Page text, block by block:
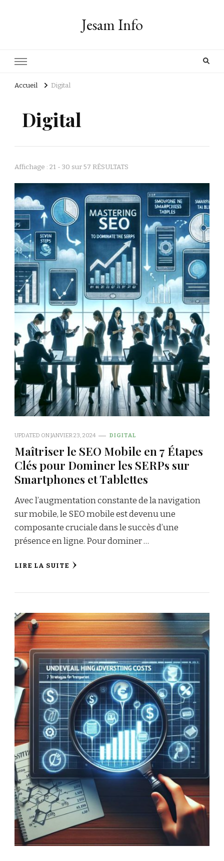
Jesam Info
Accueil Digital
Digital
Affichage : 21 - 30 sur 57 RÉSULTATS
UPDATED ONJANVIER 23, 2024 DIGITAL
Maîtriser le SEO Mobile en 7 Étapes
Clés pour Dominer les SERPs sur
Smartphones et Tablettes
Avec l’augmentation constante de la navigation
sur mobile, le SEO mobile est devenu une
composante cruciale dans le succès d’une
présence en ligne. Pour dominer …
LIRE LA SUITE